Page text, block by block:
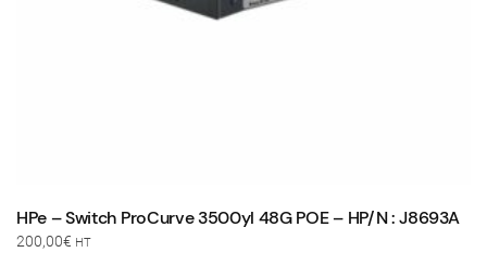
HPe – Switch ProCurve 3500yl 48G POE – HP/N : J8693A
200,00€ HT